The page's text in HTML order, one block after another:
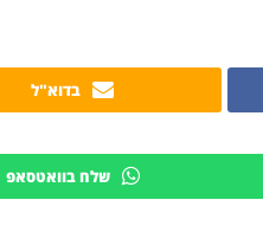
בדוא"ל
שלח בוואטסאפ